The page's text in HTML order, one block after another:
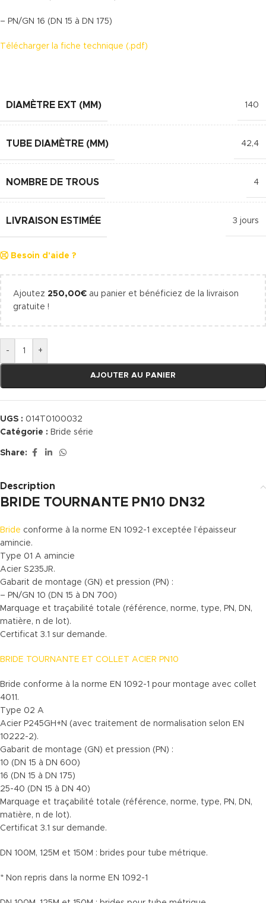
– PN/GN 16 (DN 15 à DN 175)
Télécharger la fiche technique (.pdf)
DIAMÈTRE EXT (MM) 140
TUBE DIAMÈTRE (MM) 42,4
NOMBRE DE TROUS 4
LIVRAISON ESTIMÉE 3 jours
Besoin d'aide ?
Ajoutez 250,00€ au panier et bénéficiez de la livraison
gratuite !
- +
AJOUTER AU PANIER
UGS : 014T0100032
Catégorie : Bride série
Share:
Description
BRIDE TOURNANTE PN10 DN32
Bride conforme à la norme EN 1092-1 exceptée l’épaisseur
amincie.
Type 01 A amincie
Acier S235JR.
Gabarit de montage (GN) et pression (PN) :
– PN/GN 10 (DN 15 à DN 700)
Marquage et traçabilité totale (référence, norme, type, PN, DN,
matière, n de lot).
Certificat 3.1 sur demande.
BRIDE TOURNANTE ET COLLET ACIER PN10
Bride conforme à la norme EN 1092-1 pour montage avec collet
4011.
Type 02 A
Acier P245GH+N (avec traitement de normalisation selon EN
10222-2).
Gabarit de montage (GN) et pression (PN) :
10 (DN 15 à DN 600)
16 (DN 15 à DN 175)
25-40 (DN 15 à DN 40)
Marquage et traçabilité totale (référence, norme, type, PN, DN,
matière, n de lot).
Certificat 3.1 sur demande.
DN 100M, 125M et 150M : brides pour tube métrique.
* Non repris dans la norme EN 1092-1